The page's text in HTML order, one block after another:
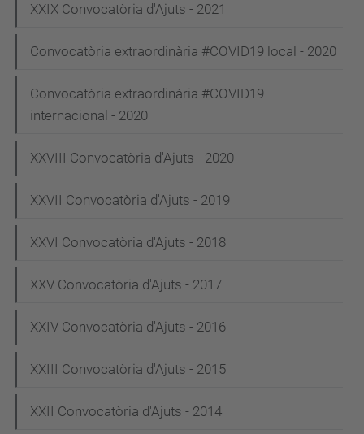
g
a
ó
XXIX Convocatòria d'Ajuts - 2021
Convocatòria extraordinària #COVID19 local - 2020
Convocatòria extraordinària #COVID19
internacional - 2020
XXVIII Convocatòria d'Ajuts - 2020
XXVII Convocatòria d'Ajuts - 2019
XXVI Convocatòria d'Ajuts - 2018
XXV Convocatòria d'Ajuts - 2017
XXIV Convocatòria d'Ajuts - 2016
XXIII Convocatòria d'Ajuts - 2015
XXII Convocatòria d'Ajuts - 2014